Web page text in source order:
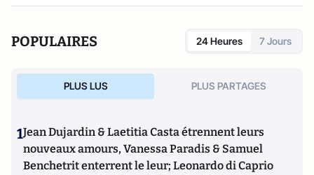
POPULAIRES 24 Heures 7 Jours
PLUS LUS PLUS PARTAGES
1Jean Dujardin & Laetitia Casta étrennent leurs
nouveaux amours, Vanessa Paradis & Samuel
Benchetrit enterrent le leur; Leonardo di Caprio